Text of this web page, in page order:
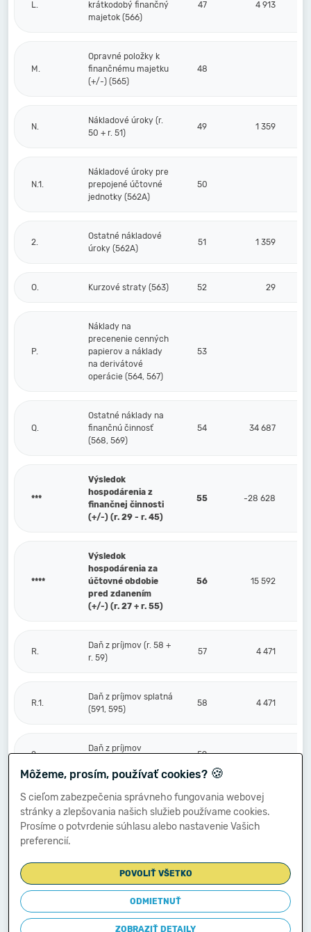
L.
krátkodobý finančný
majetok (566)
47 4 913
M.
Opravné položky k
finančnému majetku
(+/-) (565)
48
N.
Nákladové úroky (r.
50 + r. 51)
49 1 359
N.1.
Nákladové úroky pre
prepojené účtovné
jednotky (562A)
50
2.
Ostatné nákladové
úroky (562A)
51 1 359
O. Kurzové straty (563) 52 29
P.
Náklady na
precenenie cenných
papierov a náklady
na derivátové
operácie (564, 567)
53
Q.
Ostatné náklady na
finančnú činnosť
(568, 569)
54 34 687
***
Výsledok
hospodárenia z
finančnej činnosti
(+/-) (r. 29 - r. 45)
55 -28 628
****
Výsledok
hospodárenia za
účtovné obdobie
pred zdanením
(+/-) (r. 27 + r. 55)
56 15 592
R.
Daň z príjmov (r. 58 +
r. 59)
57 4 471
R.1.
Daň z príjmov splatná
(591, 595)
58 4 471
2.
Daň z príjmov
59
S.
Prevod podielov na
výsledku
hospodárenia
60
****
Výsledok
hospodárenia za
účtovné obdobie po
zdanení (+/-) (r. 56
61 11 121
Môžeme, prosím, používať cookies? 🍪
S cieľom zabezpečenia správneho fungovania webovej
stránky a zlepšovania našich služieb používame cookies.
Prosíme o potvrdenie súhlasu alebo nastavenie Vašich
preferencií.
POVOLIŤ VŠETKO
ODMIETNUŤ
ZOBRAZIŤ DETAILY